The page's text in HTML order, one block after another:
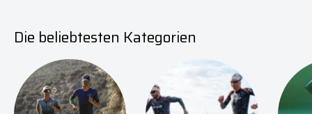
Die beliebtesten Kategorien